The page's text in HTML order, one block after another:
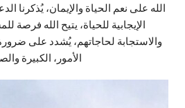
الله على نعم الحياة والإيمان، يُذكرنا
الإيجابية للحياة، يتيح الله فرصة
والاستجابة لحاجاتهم، يُشدد على
الأمور، الكبيرة